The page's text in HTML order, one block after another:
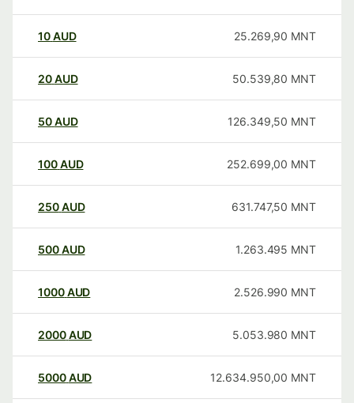
10AUD 25.269,90 MNT
20AUD 50.539,80 MNT
50AUD 126.349,50 MNT
100AUD 252.699,00 MNT
250AUD 631.747,50 MNT
500AUD 1.263.495 MNT
1000AUD 2.526.990 MNT
2000AUD 5.053.980 MNT
5000AUD 12.634.950,00 MNT